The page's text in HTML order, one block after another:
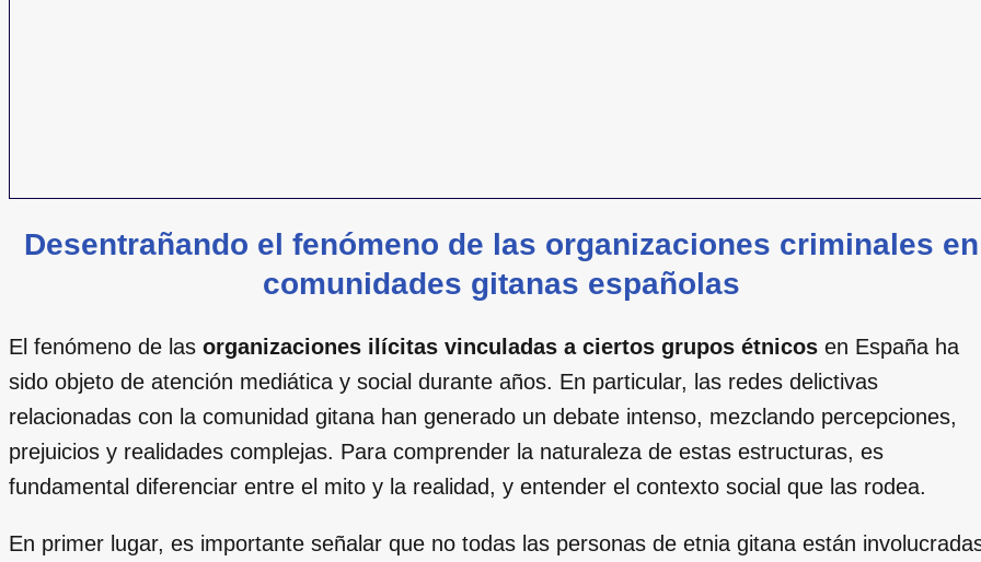
Desentrañando el fenómeno de las organizaciones criminales en
comunidades gitanas españolas
El fenómeno de las organizaciones ilícitas vinculadas a ciertos grupos étnicos en España ha
sido objeto de atención mediática y social durante años. En particular, las redes delictivas
relacionadas con la comunidad gitana han generado un debate intenso, mezclando percepciones,
prejuicios y realidades complejas. Para comprender la naturaleza de estas estructuras, es
fundamental diferenciar entre el mito y la realidad, y entender el contexto social que las rodea.
En primer lugar, es importante señalar que no todas las personas de etnia gitana están